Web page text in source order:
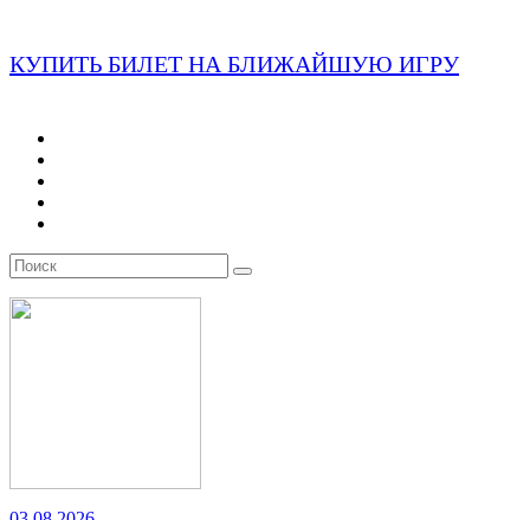
КУПИТЬ БИЛЕТ НА БЛИЖАЙШУЮ ИГРУ